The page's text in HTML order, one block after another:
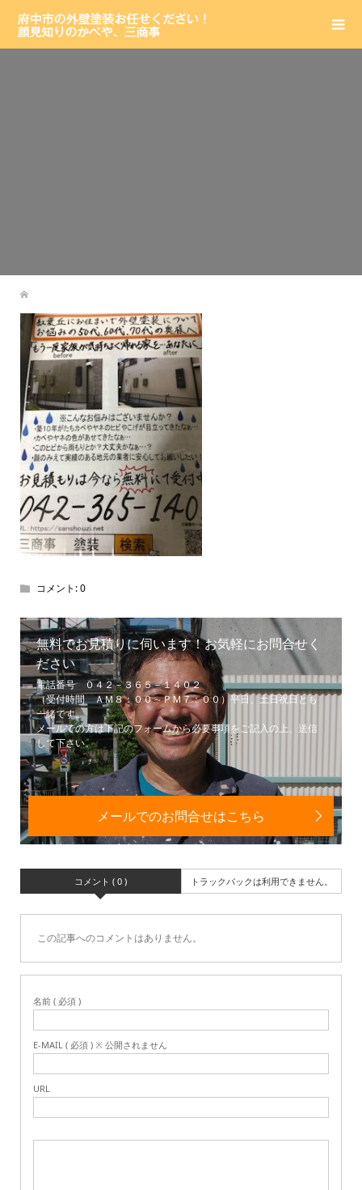
コメント:0
無料でお見積りに伺います！お気軽にお問合せく
ださい
電話番号 ０４２－３６５－１４０２
（受付時間 ＡＭ８：００～ＰＭ７：００）平日、土日祝日とも
一緒です。
メールでの方は下記のフォームから必要事項をご記入の上、送信
して下さい。
メールでのお問合せはこちら
コメント ( 0 ) トラックバックは利用できません。
この記事へのコメントはありません。
名前 ( 必須 )
E-MAIL ( 必須 ) ※ 公開されません
URL